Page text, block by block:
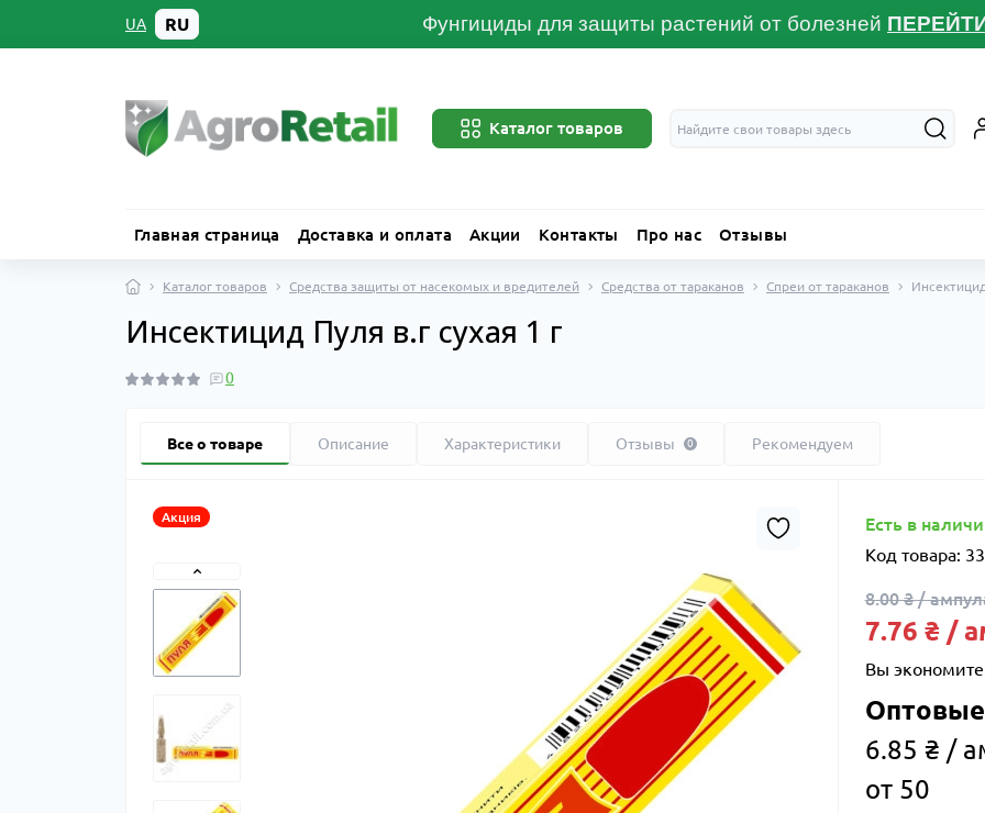
UA RU Фунгициды для защиты растений от болезней
Каталог товаров
Главная страница Доставка и оплата Акции Контакты Про нас Отзывы
Каталог товаров Средства защиты от насекомых и вредителей Средства от тараканов Спреи от тараканов
Инсектицид Пуля в.г сухая 1 г
0
Все о товаре Описание Характеристики Отзывы 0 Рекомендуем
Акция
Есть в
Код товара:
8.00 ₴ /
7.76 ₴ /
Вы
6.85 ₴ /
от 50